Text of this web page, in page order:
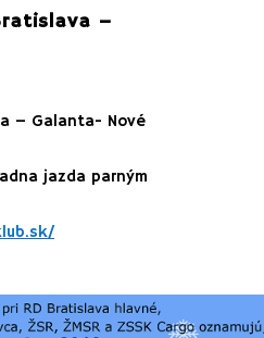
–
– Galanta- Nové
jazda parným